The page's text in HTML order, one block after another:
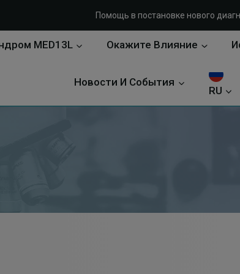
Помощь в постановке нового
MED13L Окажите Влияние
Новости И События
RU